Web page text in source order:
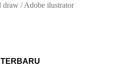
draw / Adobe ilustrator